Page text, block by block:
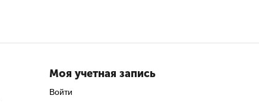
Моя учетная запись
Войти